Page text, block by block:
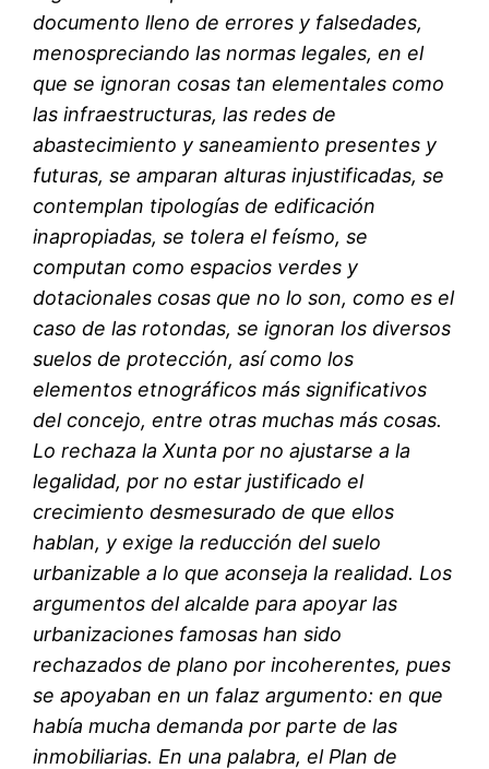
documento lleno de errores y falsedades,
menospreciando las normas legales, en el
que se ignoran cosas tan elementales como
las infraestructuras, las redes de
abastecimiento y saneamiento presentes y
futuras, se amparan alturas injustificadas, se
contemplan tipologías de edificación
inapropiadas, se tolera el feísmo, se
computan como espacios verdes y
dotacionales cosas que no lo son, como es el
caso de las rotondas, se ignoran los diversos
suelos de protección, así como los
elementos etnográficos más significativos
del concejo, entre otras muchas más cosas.
Lo rechaza la Xunta por no ajustarse a la
legalidad, por no estar justificado el
crecimiento desmesurado de que ellos
hablan, y exige la reducción del suelo
urbanizable a lo que aconseja la realidad. Los
argumentos del alcalde para apoyar las
urbanizaciones famosas han sido
rechazados de plano por incoherentes, pues
se apoyaban en un falaz argumento: en que
había mucha demanda por parte de las
inmobiliarias. En una palabra, el Plan de